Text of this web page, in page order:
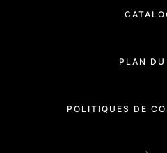
PLAN
POLITIQUES DE